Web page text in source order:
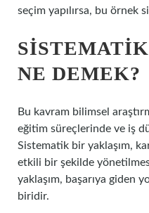
seçim yapılırsa, bu örnek
NE DEMEK?
Bu kavram bilimsel
eğitim süreçlerinde ve iş
Sistematik bir yaklaşım,
etkili bir şekilde
yaklaşım, başarıya giden
biridir.